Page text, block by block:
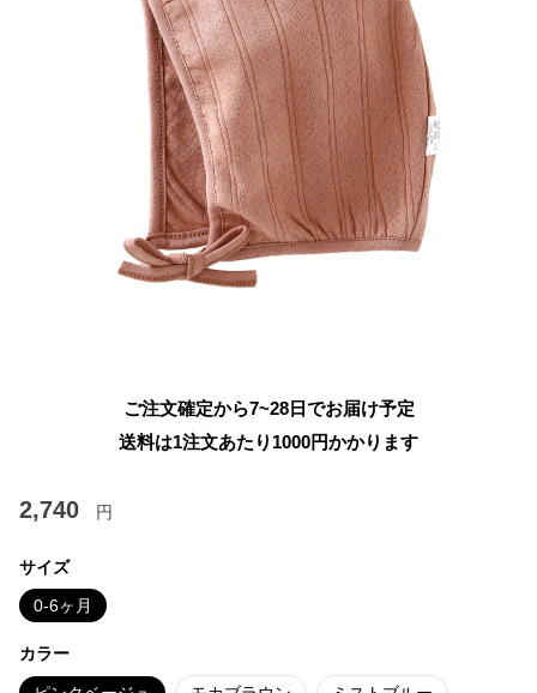
ご注文確定から7~28日でお届け予定
送料は1注文あたり 1000円かかります
2,740 円
サイズ
0-6ヶ月
カラー